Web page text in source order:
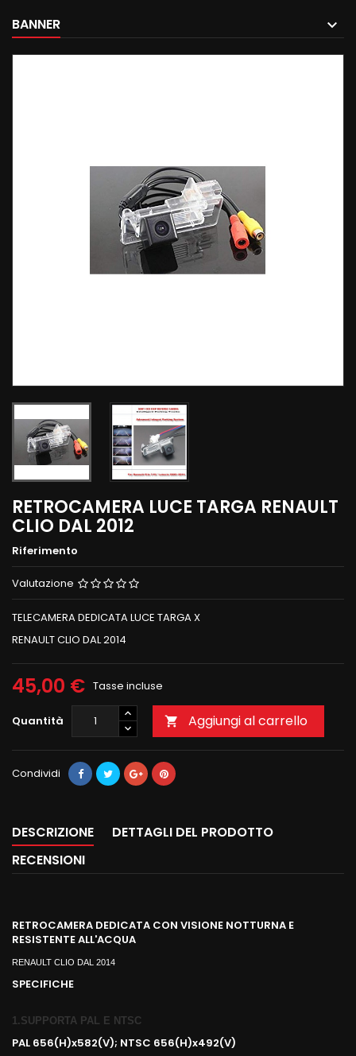
BANNER
RETROCAMERA LUCE TARGA RENAULT
CLIO DAL 2012
Riferimento
Valutazione
TELECAMERA DEDICATA LUCE TARGA X
RENAULT CLIO DAL 2014
45,00 € Tasse incluse
Quantità  Aggiungi al carrello
Condividi
DESCRIZIONE
DETTAGLI DEL PRODOTTO
RECENSIONI
RETROCAMERA DEDICATA CON VISIONE NOTTURNA E
RESISTENTE ALL'ACQUA
RENAULT CLIO DAL 2014
SPECIFICHE
1.SUPPORTA PAL E NTSC
PAL 656(H)x582(V); NTSC 656(H)x492(V)